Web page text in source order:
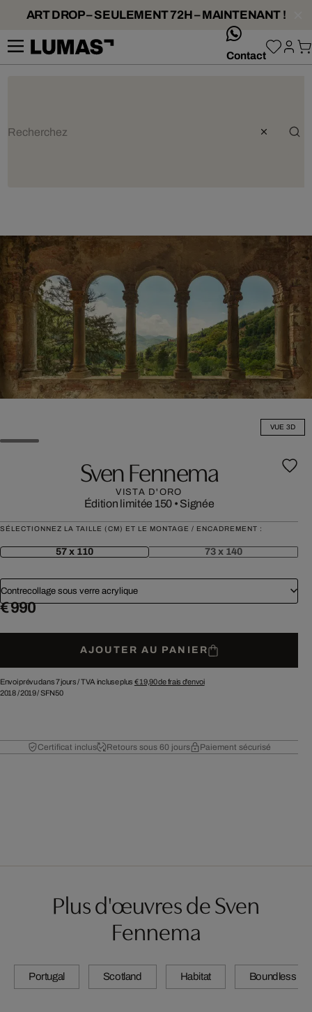
ART DROP – SEULEMENT 72H – MAINTENANT !
Contact
VUE 3D
Sven Fennema
VISTA D'ORO
Édition limitée 150 • Signée
SÉLECTIONNEZ LA TAILLE (CM) ET LE MONTAGE / ENCADREMENT :
57 x 110 73 x 140
Contrecollage sous verre acrylique
€ 990
AJOUTER AU PANIER
Envoi prévu dans 7 jours /TVA incluse plus € 19,90de frais d'envoi
2018/2019/SFN50
Certificat inclus Retours sous 60 jours Paiement sécurisé
Plus d'œuvres de Sven
Fennema
Portugal Scotland Habitat Boundless